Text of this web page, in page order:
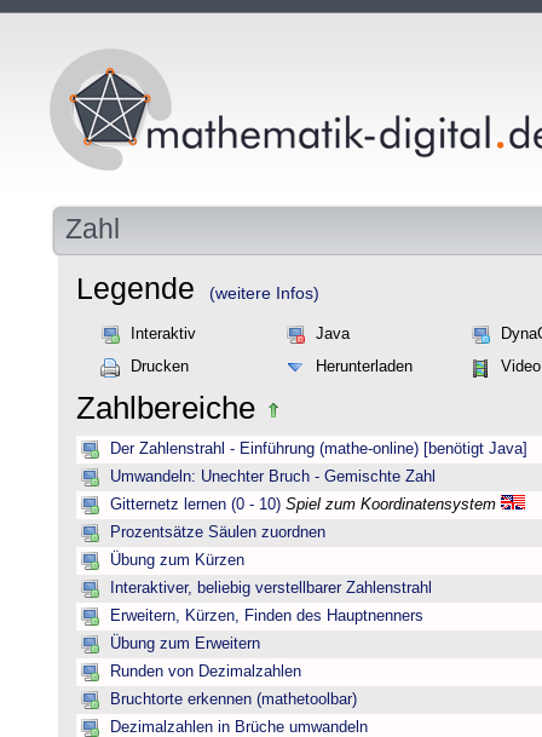
Zahl
Legende (weitere Infos)
Interaktiv Java
Drucken
Herunterladen Video
Zahlbereiche
Der Zahlenstrahl - Einführung (mathe-online) [benötigt Java]
Umwandeln: Unechter Bruch - Gemischte Zahl
Gitternetz lernen (0 - 10) Spiel zum Koordinatensystem
Prozentsätze Säulen zuordnen
Übung zum Kürzen
Interaktiver, beliebig verstellbarer Zahlenstrahl
Erweitern, Kürzen, Finden des Hauptnenners
Übung zum Erweitern
Runden von Dezimalzahlen
Bruchtorte erkennen (mathetoolbar)
Dezimalzahlen in Brüche umwandeln